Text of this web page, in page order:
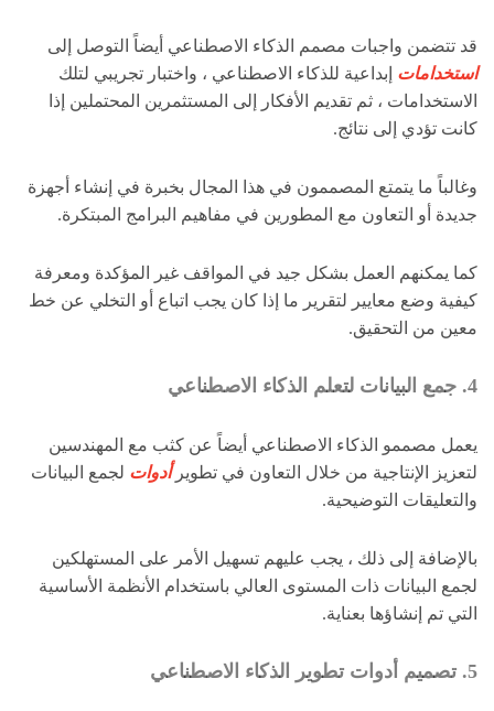
قد تتضمن واجبات مصمم الذكاء الاصطناعي أيضاً التوصل إلى
استخدامات إبداعية للذكاء الاصطناعي ، واختبار تجريبي لتلك
الاستخدامات ، ثم تقديم الأفكار إلى المستثمرين المحتملين إذا
كانت تؤدي إلى نتائج.
وغالباً ما يتمتع المصممون في هذا المجال بخبرة في إنشاء أجهزة
جديدة أو التعاون مع المطورين في مفاهيم البرامج المبتكرة.
كما يمكنهم العمل بشكل جيد في المواقف غير المؤكدة ومعرفة
كيفية وضع معايير لتقرير ما إذا كان يجب اتباع أو التخلي عن خط
معين من التحقيق.
4. جمع البيانات لتعلم الذكاء الاصطناعي
يعمل مصممو الذكاء الاصطناعي أيضاً عن كثب مع المهندسين
لتعزيز الإنتاجية من خلال التعاون في تطويرأدوات لجمع البيانات
والتعليقات التوضيحية.
بالإضافة إلى ذلك ، يجب عليهم تسهيل الأمر على المستهلكين
لجمع البيانات ذات المستوى العالي باستخدام الأنظمة الأساسية
التي تم إنشاؤها بعناية.
5. تصميم أدوات تطوير الذكاء الاصطناعي